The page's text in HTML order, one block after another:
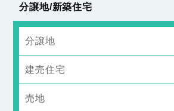
分譲地/新築住宅
分譲地
建売住宅
売地